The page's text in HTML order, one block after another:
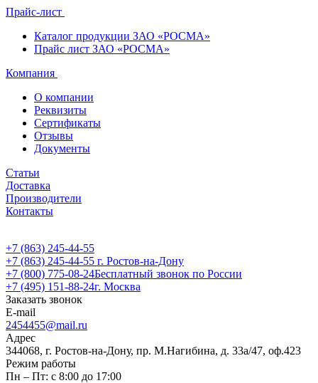
Прайс-лист
Каталог продукции ЗАО «РОСМА»
Прайс лист ЗАО «РОСМА»
Компания
О компании
Реквизиты
Сертификаты
Отзывы
Документы
Статьи
Доставка
Производители
Контакты
+7 (863) 245-44-55
+7 (863) 245-44-55 г. Ростов-на-Дону
+7 (800) 775-08-24Бесплатный звонок по России
+7 (495) 151-88-24г. Москва
Заказать звонок
E-mail
2454455@mail.ru
Адрес
344068, г. Ростов-на-Дону, пр. М.Нагибина, д. 33а/47, оф.423
Режим работы
Пн – Пт: с 8:00 до 17:00